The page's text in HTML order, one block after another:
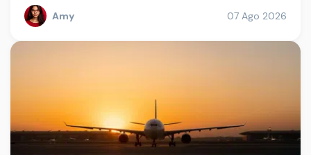
Amy 07 Ago 2026